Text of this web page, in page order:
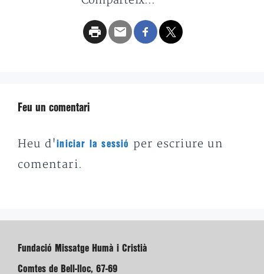
Feu un comentari
Heu d'iniciar la sessió
per escriure un
comentari.
Fundació Missatge Humà i Cristià
Comtes de Bell-lloc, 67-69